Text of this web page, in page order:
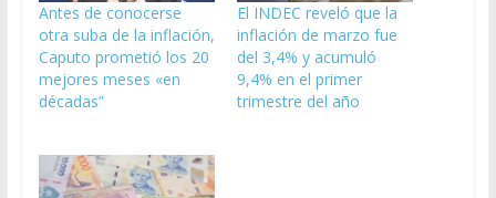
Antes de conocerse
otra suba de la inflación,
Caputo prometió los 20
mejores meses «en
décadas”
El INDEC reveló que la
inflación de marzo fue
del 3,4% y acumuló
9,4% en el primer
trimestre del año